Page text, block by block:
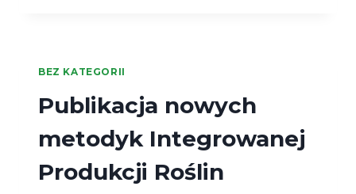
BEZ KATEGORII
Publikacja nowych
metodyk Integrowanej
Produkcji Roślin